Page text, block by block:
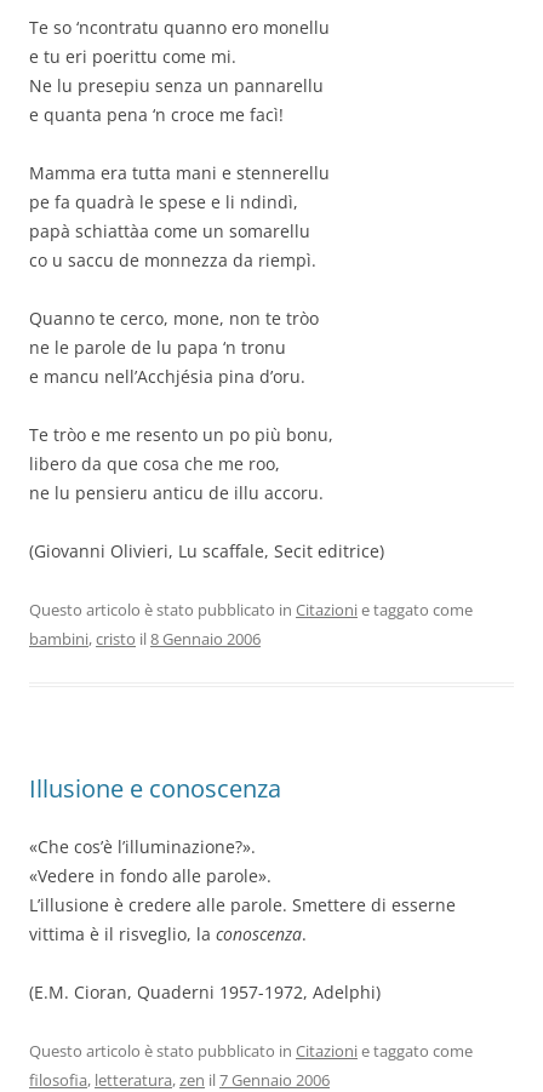
Te so ‘ncontratu quanno ero monellu
e tu eri poerittu come mi.
Ne lu presepiu senza un pannarellu
e quanta pena ‘n croce me facì!
Mamma era tutta mani e stennerellu
pe fa quadrà le spese e li ndindì,
papà schiattàa come un somarellu
co u saccu de monnezza da riempì.
Quanno te cerco, mone, non te tròo
ne le parole de lu papa ‘n tronu
e mancu nell’Acchjésia pina d’oru.
Te tròo e me resento un po più bonu,
libero da que cosa che me roo,
ne lu pensieru anticu de illu accoru.
(Giovanni Olivieri, Lu scaffale, Secit editrice)
Questo articolo è stato pubblicato in Citazionie taggato come
bambini,cristo il8 Gennaio 2006
Illusione e conoscenza
«Che cos’è l’illuminazione?».
«Vedere in fondo alle parole».
L’illusione è credere alle parole. Smettere di esserne
vittima è il risveglio, la conoscenza.
(E.M. Cioran, Quaderni 1957-1972, Adelphi)
Questo articolo è stato pubblicato in Citazionie taggato come
filosofia, letteratura,zen il7 Gennaio 2006